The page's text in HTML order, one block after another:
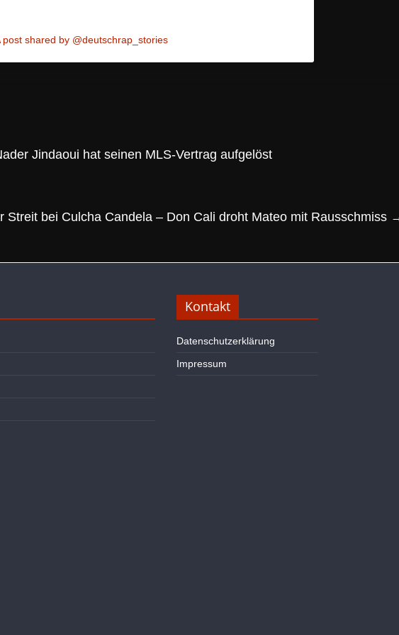
post shared by @deutschrap_stories
Jindaoui hat seinen MLS-Vertrag aufgelöst
Streit bei Culcha Candela – Don Cali droht Mateo mit Rausschmiss
Kontakt
Datenschutzerklärung
Impressum